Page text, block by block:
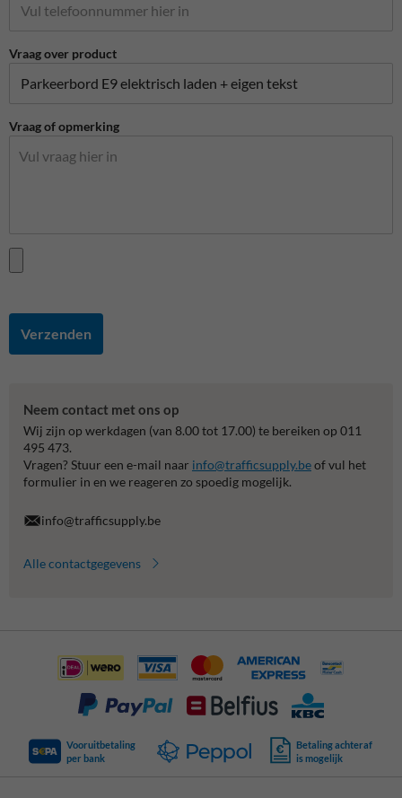
Vraag over product
Vraag of opmerking
Verzenden
Neem contact met ons op
Wij zijn op werkdagen (van 8.00 tot 17.00) te bereiken op 011
495 473.
Vragen? Stuur een e-mail naar info@trafficsupply.beof vul het
formulier in en we reageren zo spoedig mogelijk.
info@trafficsupply.be
Alle contactgegevens
Vooruitbetaling
per bank
Betaling achteraf
is mogelijk